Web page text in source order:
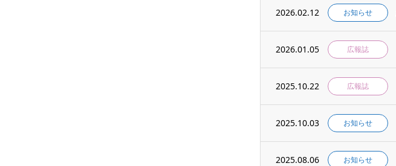
2026.02.12 お知らせ
2026.01.05 広報誌
2025.10.22 広報誌
2025.10.03 お知らせ
2025.08.06 お知らせ